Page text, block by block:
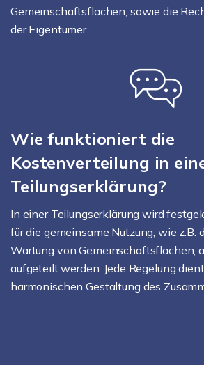
Gemeinschaftsflächen, sowie die
der Eigentümer.
Wie funktioniert die
Kostenverteilung in
Teilungserklärung?
In einer Teilungserklärung wird
für die gemeinsame Nutzung, wie z.B.
Wartung von Gemeinschaftsflächen,
aufgeteilt werden. Jede Regelung
harmonischen Gestaltung des